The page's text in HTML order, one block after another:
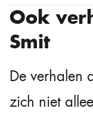
Ook
Smit
De verhalen
zich niet